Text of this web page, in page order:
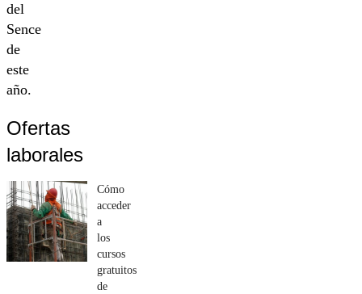
del
Sence
de
este
año.
Ofertas
laborales
Cómo
acceder
a
los
cursos
gratuitos
de